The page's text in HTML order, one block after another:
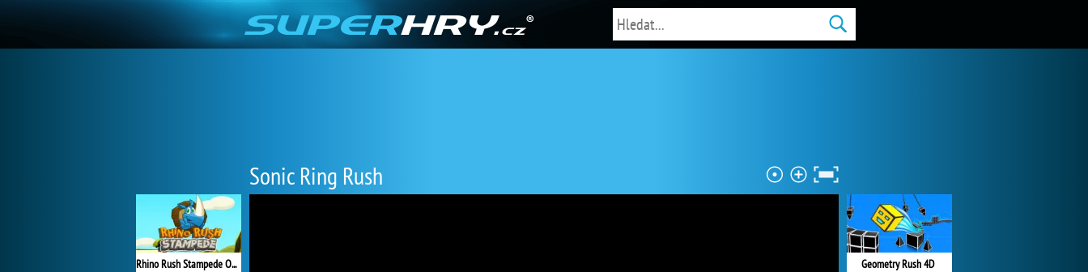
Sonic Ring Rush
Rhino Rush Stampede Online Geometry Rush 4D